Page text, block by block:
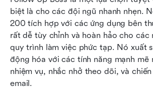
biệt là cho các đội ngũ nhanh nhẹn.
200 tích hợp với các ứng dụng bên
rất dễ tùy chỉnh và hoàn hảo cho các
quy trình làm việc phức tạp. Nó xuất
động hóa với các tính năng mạnh mẽ
nhiệm vụ, nhắc nhở theo dõi, và
email.